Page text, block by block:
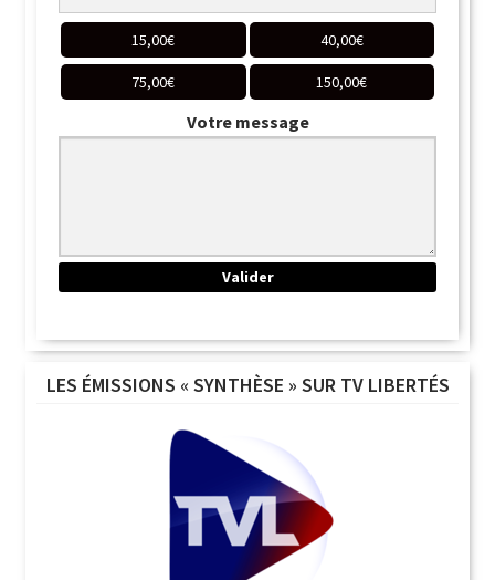
15,00€ 40,00€
75,00€ 150,00€
Votre message
LES ÉMISSIONS « SYNTHÈSE » SUR TV LIBERTÉS